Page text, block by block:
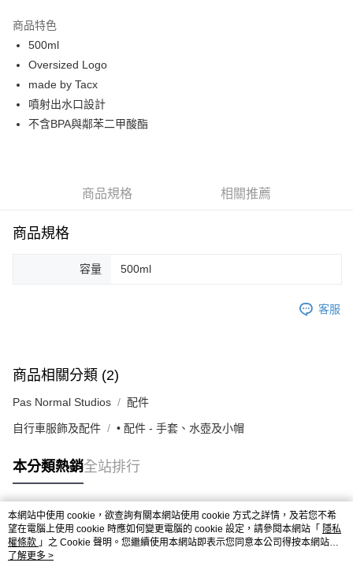
運送方式
全家店到店
每筆NT$80，滿NT$10,000(含以上)免運費
付款後全家取貨
每筆NT$80，滿NT$10,000(含以上)免運費
每筆NT$80，滿NT$10,000(含以上)免運費
商品特色
500ml
Oversized Logo
made by Tacx
噴射出水口設計
不含BPA與鄰苯二甲酸酯
商品規格 相關推薦
商品規格
容量 500ml
客服
商品相關分類 (2)
Pas Normal Studios 配件
自行車服飾及配件 • 配件 - 手套、水壺及小帽
本分類熱銷全站排行
熱門標籤
本網站中使用 cookie，欲查詢有關本網站使用 cookie 方式之詳情，及若您不希
望在電腦上使用 cookie 時應如何變更電腦的 cookie 設定，請參閱本網站「 隱私
權條款 」之 Cookie 聲明。您繼續使用本網站即表示您同意本公司得按本網站使
用條款之 Cookie 聲明使用 cookie。
了解更多 >